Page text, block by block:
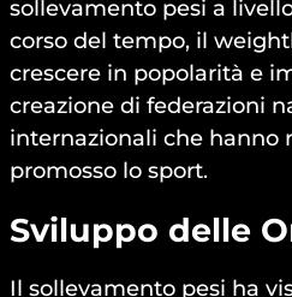
sollevamento pesi a
corso del tempo, il
crescere in popolarità e
creazione di federazioni
internazionali che hanno
promosso lo sport.
Sviluppo delle
Il sollevamento pesi ha